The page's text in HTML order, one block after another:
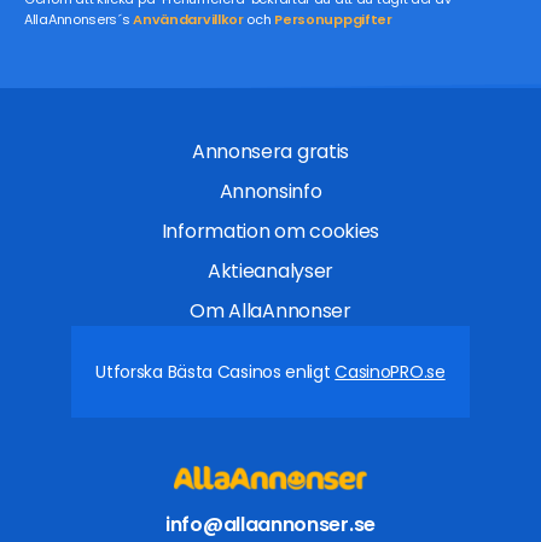
AllaAnnonsers´sAnvändarvillkoroch Personuppgifter
Annonsera gratis
Annonsinfo
Information om cookies
Aktieanalyser
Om AllaAnnonser
Utforska Bästa Casinos enligtCasinoPRO.se
info@allaannonser.se